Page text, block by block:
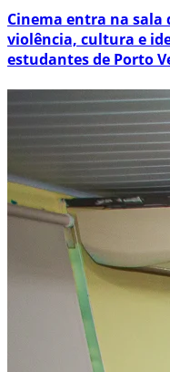
Cinema entra na sala
violência, cultura e
estudantes de Porto